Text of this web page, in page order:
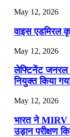
May 12, 2026
वाइस एडमिरल
May 12, 2026
लेफ्टिनेंट जनरल
नियुक्त किया
May 12, 2026
भारत ने MIRV
उड़ान परीक्षण